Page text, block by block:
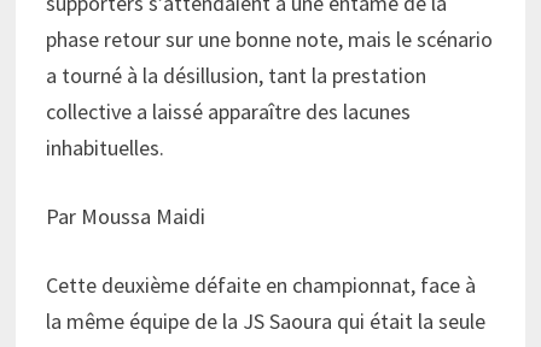
phase retour sur une bonne note, mais le scénario
a tourné à la désillusion, tant la prestation
collective a laissé apparaître des lacunes
inhabituelles.
Par Moussa Maidi
Cette deuxième défaite en championnat, face à
la même équipe de la JS Saoura qui était la seule